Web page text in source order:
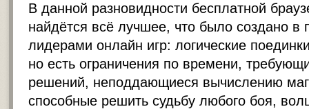
В данной разновидности бесплатной
найдётся всё лучшее, что было создано в
лидерами онлайн игр: логические
но есть ограничения по времени,
решений, неподдающиеся вычислению
способные решить судьбу любого боя,